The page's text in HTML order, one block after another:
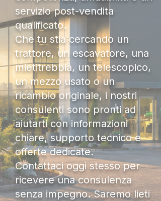
servizio post-vendita
qualificato.
Che tu stia cercando un
trattore, un escavatore, una
mietitrebbia, un telescopico,
un mezzo usato o un
ricambio originale, i nostri
consulenti sono pronti ad
aiutarti con informazioni
chiare, supporto tecnico e
offerte dedicate.
Contattaci oggi stesso per
ricevere una consulenza
senza impegno. Saremo lieti